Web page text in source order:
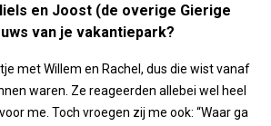
en Joost (de overige Gierige
van je vakantiepark?
met Willem en Rachel, dus die wist vanaf
waren. Ze reageerden allebei wel heel
me. Toch vroegen zij me ook: “Waar ga